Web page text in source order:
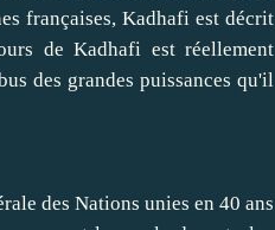
françaises, Kadhafi est décrit
de Kadhafi est réellement
des grandes puissances qu'il
des Nations unies en 40 ans